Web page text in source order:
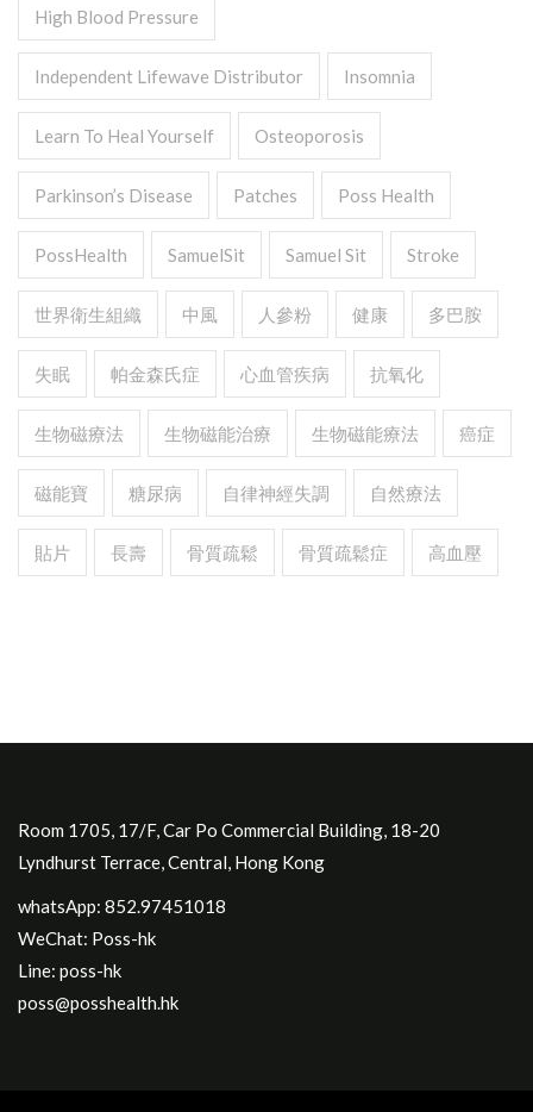
High Blood Pressure
Independent Lifewave Distributor Insomnia
Learn To Heal Yourself Osteoporosis
Parkinson’s Disease Patches Poss Health
PossHealth SamuelSit Samuel Sit Stroke
世界衛生組織 中風 人參粉 健康 多巴胺
失眠 帕金森氏症 心血管疾病 抗氧化
生物磁療法 生物磁能治療 生物磁能療法 癌症
磁能寶 糖尿病 自律神經失調 自然療法
貼片 長壽 骨質疏鬆 骨質疏鬆症 高血壓
Room 1705, 17/F, Car Po Commercial Building, 18-20
Lyndhurst Terrace, Central, Hong Kong
whatsApp: 852.97451018
WeChat: Poss-hk
Line: poss-hk
poss@posshealth.hk